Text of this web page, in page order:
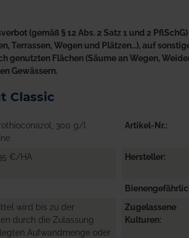
(gemäß § 12 Abs. 2 Satz 1 und 2
Terrassen, Wegen und Plätzen…), auf
genutzten Flächen (Säume an Wegen,
Gewässern.
Classic
300 g/l
Artikel-Nr.
€/HA Hersteller
wird bis zu der
durch die Zulassung
Aufwandmenge oder
Zugelassene
Kulturen